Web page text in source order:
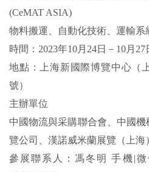
(CeMAT ASIA)
物料搬運、自動化技術、運輸系
時間：2023年10月24日－10月27
地點：上海新國際博覽中心（
號）
主辦單位
中國物流與采購聯合會、中國
覽公司、漢諾威米蘭展覽（上海
參展聯系人：馮冬明 手機|微